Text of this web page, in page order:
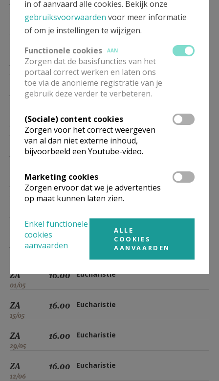
16.00 Eucharistie
16.00 Eucharistie
16.00 Eucharistie
20/02
16.00 Eucharistie
16.00 Eucharistie
16.00 Eucharistie
03/04
16.00 Eucharistie
ZA
01/05
16.00 Eucharistie
ZA
15/05
16.00 Eucharistie
ZA
29/05
16.00 Eucharistie
ZA
12/06
16.00 Eucharistie
in of aanvaard alle cookies. Bekijk onze
gebruiksvoorwaarden voor meer informatie
of om je instellingen te wijzigen.
Functionele cookies
AAN
Zorgen dat de basisfuncties van het
portaal correct werken en laten ons
toe via de anonieme registratie van je
gebruik deze verder te verbeteren.
(Sociale) content cookies
Zorgen voor het correct weergeven
van al dan niet externe inhoud,
bijvoorbeeld een Youtube-video.
Marketing cookies
Zorgen ervoor dat we je advertenties
op maat kunnen laten zien.
Enkel functionele
cookies
aanvaarden
ALLE
COOKIES
AANVAARDEN